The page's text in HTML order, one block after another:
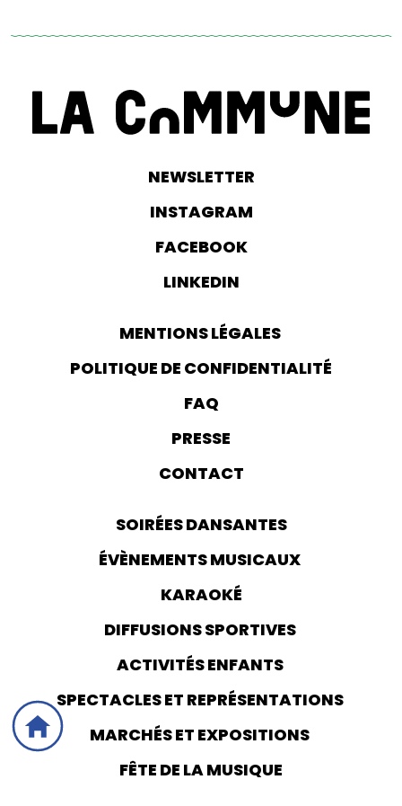
NEWSLETTER
INSTAGRAM
FACEBOOK
LINKEDIN
MENTIONS LÉGALES
POLITIQUE DE CONFIDENTIALITÉ
FAQ
PRESSE
CONTACT
SOIRÉES DANSANTES
ÉVÈNEMENTS MUSICAUX
KARAOKÉ
DIFFUSIONS SPORTIVES
ACTIVITÉS ENFANTS
SPECTACLES ET REPRÉSENTATIONS
MARCHÉS ET EXPOSITIONS
FÊTE DE LA MUSIQUE